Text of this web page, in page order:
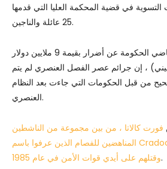
التسوية في قضية المحكمة العليا التي قدمها
25 عائلة والناجين.
تقول المجموعة ، التي تقاضي الحكومة عن أضرار بقيمة 9 ملايين دولار
، إن جرائم عصر الفصل العنصري لم يتم
من قبل الحكومات التي جاءت بعد النظام
العنصري.
فورت كالاتا ، من بين مجموعة من الناشطين
المناهضين للفصام الذين عرفوا باسم Cradock Four ، تم إحراقه
وقتلهم على أيدي قوات الأمن في عام 1985.